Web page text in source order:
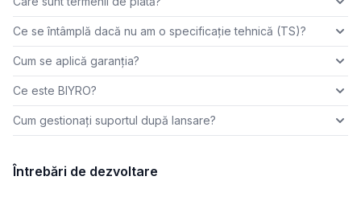
Ce se întâmplă dacă nu am o specificație tehnică (TS)?
Cum se aplică garanția?
Ce este BIYRO?
Cum gestionați suportul după lansare?
Întrebări de dezvoltare